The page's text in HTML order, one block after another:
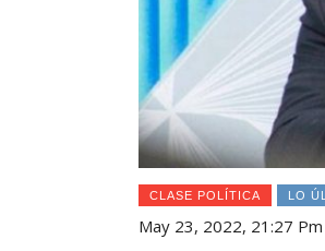
CLASE POLÍTICA LO
May 23, 2022, 21:27 Pm